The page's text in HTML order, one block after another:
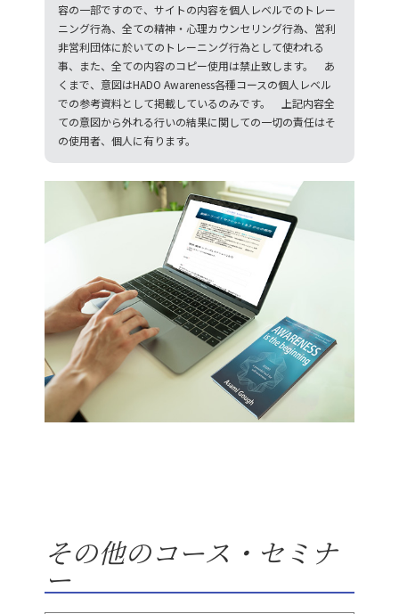
容の一部ですので、サイトの内容を個人レベルでのトレー
ニング行為、全ての精神・心理カウンセリング行為、営利
非営利団体に於いてのトレーニング行為として使われる
事、また、全ての内容のコピー使用は禁止致します。 あ
くまで、意図はHADO Awareness各種コースの個人レベル
での参考資料として掲載しているのみです。 上記内容全
ての意図から外れる行いの結果に関しての一切の責任はそ
の使用者、個人に有ります。
その他のコース・セミナ
ー